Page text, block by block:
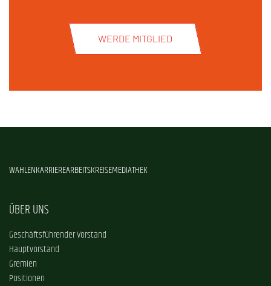
WERDE MITGLIED
WAHLENKARRIEREARBEITSKREISEMEDIATHEK
ÜBER UNS
Geschäftsführender Vorstand
Hauptvorstand
Gremien
Positionen